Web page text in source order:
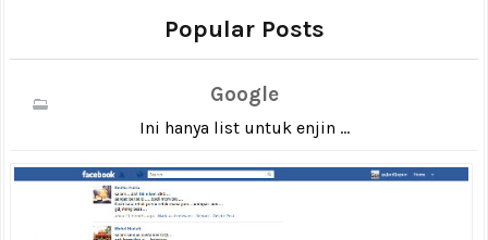
Popular Posts
Google
Ini hanya list untuk enjin ...